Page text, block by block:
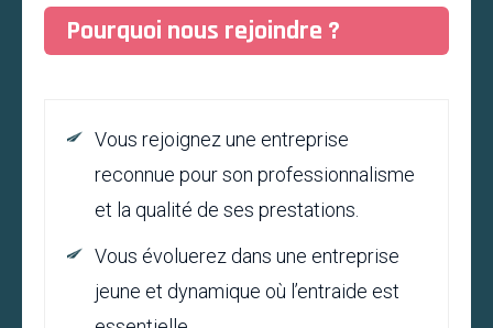
Pourquoi nous rejoindre ?
Vous rejoignez une entreprise
reconnue pour son professionnalisme
et la qualité de ses prestations.
Vous évoluerez dans une entreprise
jeune et dynamique où l’entraide est